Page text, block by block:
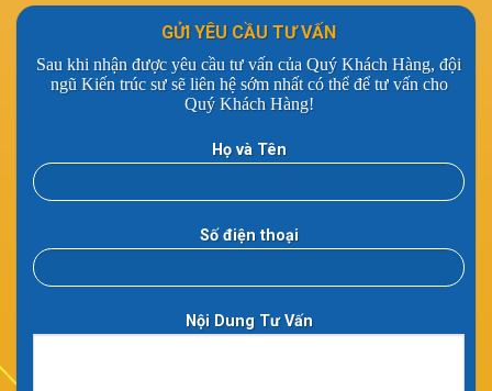
GỬI YÊU CẦU TƯ VẤN
Sau khi nhận được yêu cầu tư vấn của Quý Khách Hàng, đội
ngũ Kiến trúc sư sẽ liên hệ sớm nhất có thể để tư vấn cho
Quý Khách Hàng!
Họ và Tên
Số điện thoại
Nội Dung Tư Vấn